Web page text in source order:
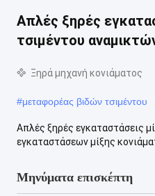
Απλές ξηρές
τσιμέντου
Ξηρά μηχανή κονιάματος
#μεταφορέας βιδών τσιμέντου
Απλές ξηρές εγκαταστάσεις
εγκαταστάσεων μίξης
Μηνύματα επισκέπτη